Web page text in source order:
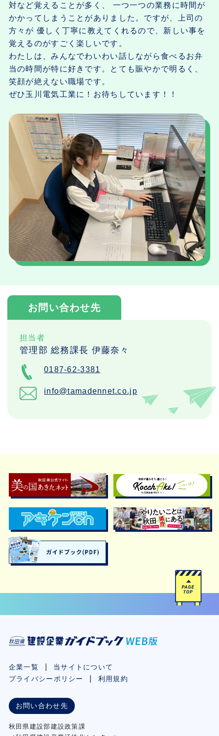
対など覚えることが多く、 一つ一つの業務に時間が
かかってしまうことがありました。ですが、上司の
方々が 優しく丁寧に教えてくれるので、新しい事を
覚えるのがすごく楽しいです。
わたしは、みんなでわいわい話しながら食べるお弁
当の時間が特に好きです。とても賑やかで明るく、
笑顔が絶えない職場です。
ぜひ玉川電気工業に！お待ちしています！！
お問い合わせ先
担当者
管理部 総務課長 伊藤奈々
0187-62-3381
info@tamadennet.co.jp
企業一覧
当サイトについて
プライバシーポリシー
利用規約
お問い合わせ先
秋⽥県建設部建設政策課